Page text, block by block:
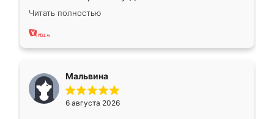
ребёнка при его рождении ,во второй раз
заказал шкаф-купе. По качеству очень
хорошее сборка достаточно быстрая,
меньше, здесь же он более разнообразный.
Мне нравится ,если что-то потребуется из
мебели буду заказывать только здесь.
Читать полностью
Мальвина
6 августа 2026